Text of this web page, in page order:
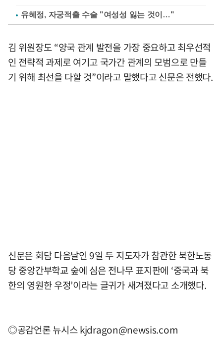
유혜정, 자궁적출 수술 "여성성 잃는 것이…"
김 위원장도 “양국 관계 발전을 가장 중요하고 최우선적
인 전략적 과제로 여기고 국가간 관계의 모범으로 만들
기 위해 최선을 다할 것”이라고 말했다고 신문은 전했다.
신문은 회담 다음날인 9일 두 지도자가 참관한 북한노동
당 중앙간부학교 숲에 심은 전나무 표지판에 ‘중국과 북
한의 영원한 우정’이라는 글귀가 새겨졌다고 소개했다.
◎공감언론 뉴시스kjdragon@newsis.com